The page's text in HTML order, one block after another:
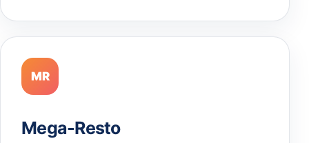
MR
Mega-Resto